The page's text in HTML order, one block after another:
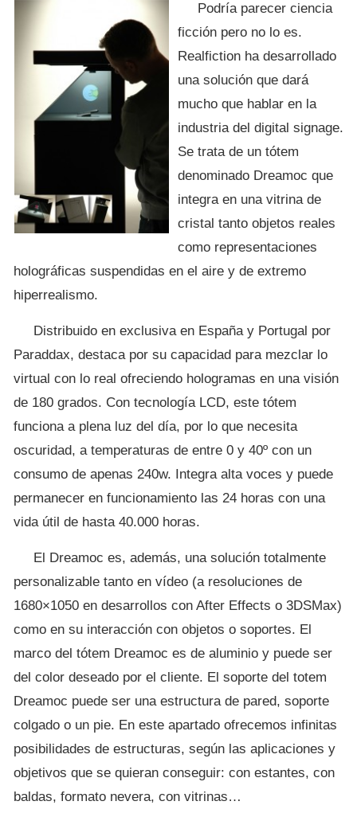
Podría parecer ciencia
ficción pero no lo es.
Realfiction ha desarrollado
una solución que dará
mucho que hablar en la
industria del digital signage.
Se trata de un tótem
denominado Dreamoc que
integra en una vitrina de
cristal tanto objetos reales
como representaciones
holográficas suspendidas en el aire y de extremo
hiperrealismo.
Distribuido en exclusiva en España y Portugal por
Paraddax, destaca por su capacidad para mezclar lo
virtual con lo real ofreciendo hologramas en una visión
de 180 grados. Con tecnología LCD, este tótem
funciona a plena luz del día, por lo que necesita
oscuridad, a temperaturas de entre 0 y 40º con un
consumo de apenas 240w. Integra alta voces y puede
permanecer en funcionamiento las 24 horas con una
vida útil de hasta 40.000 horas.
El Dreamoc es, además, una solución totalmente
personalizable tanto en vídeo (a resoluciones de
1680×1050 en desarrollos con After Effects o 3DSMax)
como en su interacción con objetos o soportes. El
marco del tótem Dreamoc es de aluminio y puede ser
del color deseado por el cliente. El soporte del totem
Dreamoc puede ser una estructura de pared, soporte
colgado o un pie. En este apartado ofrecemos infinitas
posibilidades de estructuras, según las aplicaciones y
objetivos que se quieran conseguir: con estantes, con
baldas, formato nevera, con vitrinas…